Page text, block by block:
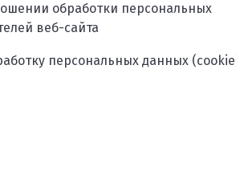
обработки персональных
веб-сайта
персональных данных